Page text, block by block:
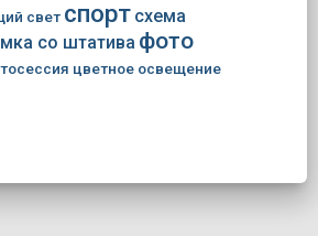
свет спорт схема
со штатива фото
цветное освещение